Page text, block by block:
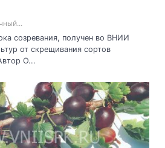
созревания, получен во ВНИИ
от скрещивания сортов
О...